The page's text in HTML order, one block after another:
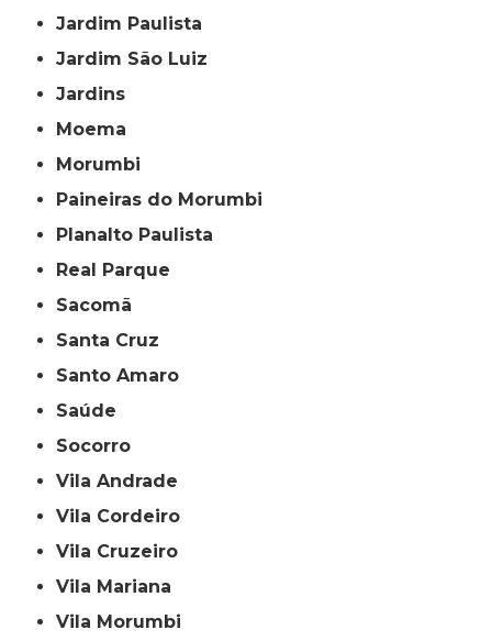
Jardim Paulista
Jardim São Luiz
Jardins
Moema
Morumbi
Paineiras do Morumbi
Planalto Paulista
Real Parque
Sacomã
Santa Cruz
Santo Amaro
Saúde
Socorro
Vila Andrade
Vila Cordeiro
Vila Cruzeiro
Vila Mariana
Vila Morumbi